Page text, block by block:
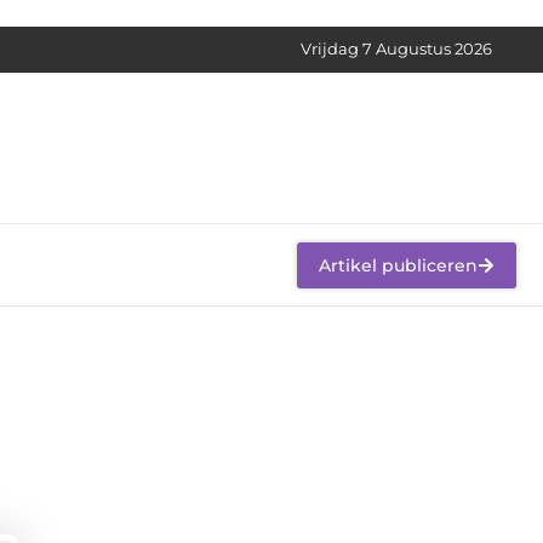
Vrijdag 7 Augustus 2026
Artikel publiceren